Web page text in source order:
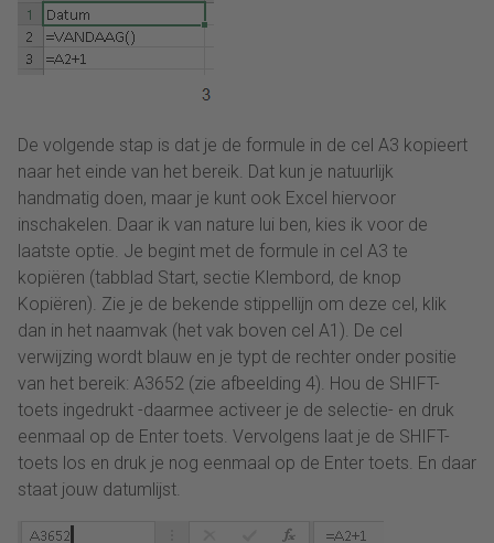
De volgende stap is dat je de formule in de cel A3 kopieert
naar het einde van het bereik. Dat kun je natuurlijk
handmatig doen, maar je kunt ook Excel hiervoor
inschakelen. Daar ik van nature lui ben, kies ik voor de
laatste optie. Je begint met de formule in cel A3 te
kopiëren (tabblad Start, sectie Klembord, de knop
Kopiëren). Zie je de bekende stippellijn om deze cel, klik
dan in het naamvak (het vak boven cel A1). De cel
verwijzing wordt blauw en je typt de rechter onder positie
van het bereik: A3652 (zie afbeelding 4). Hou de SHIFT-
toets ingedrukt -daarmee activeer je de selectie- en druk
eenmaal op de Enter toets. Vervolgens laat je de SHIFT-
toets los en druk je nog eenmaal op de Enter toets. En daar
staat jouw datumlijst.